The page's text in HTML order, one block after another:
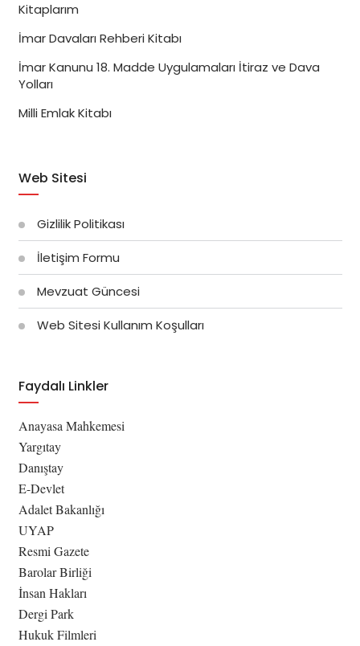
Kitaplarım
İmar Davaları Rehberi Kitabı
İmar Kanunu 18. Madde Uygulamaları İtiraz ve Dava
Yolları
Milli Emlak Kitabı
Web Sitesi
Gizlilik Politikası
İletişim Formu
Mevzuat Güncesi
Web Sitesi Kullanım Koşulları
Faydalı Linkler
Anayasa Mahkemesi
Yargıtay
Danıştay
E-Devlet
Adalet Bakanlığı
UYAP
Resmi Gazete
Barolar Birliği
İnsan Hakları
Dergi Park
Hukuk Filmleri